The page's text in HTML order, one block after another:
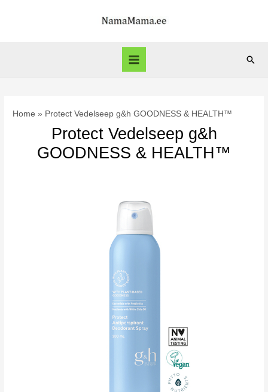
Main
Home Protect Vedelseep g&h GOODNESS & HEALTH™
Protect Vedelseep g&h
GOODNESS & HEALTH™